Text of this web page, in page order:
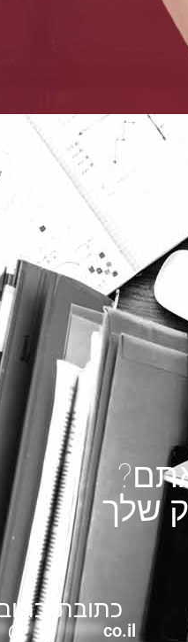
שלך
כתובת,
@ **********co.il